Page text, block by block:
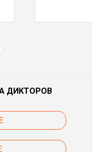
ДИКТОРОВ